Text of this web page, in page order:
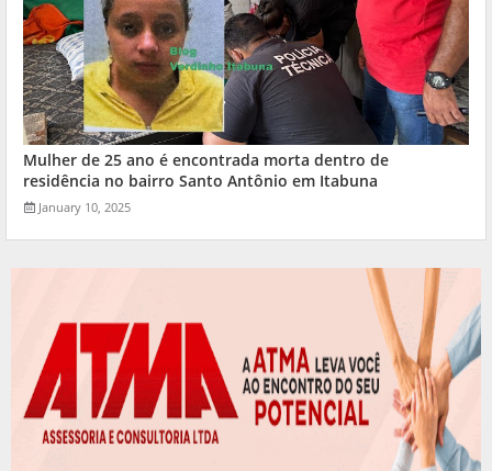
Mulher de 25 ano é encontrada morta dentro de
residência no bairro Santo Antônio em Itabuna
January 10, 2025